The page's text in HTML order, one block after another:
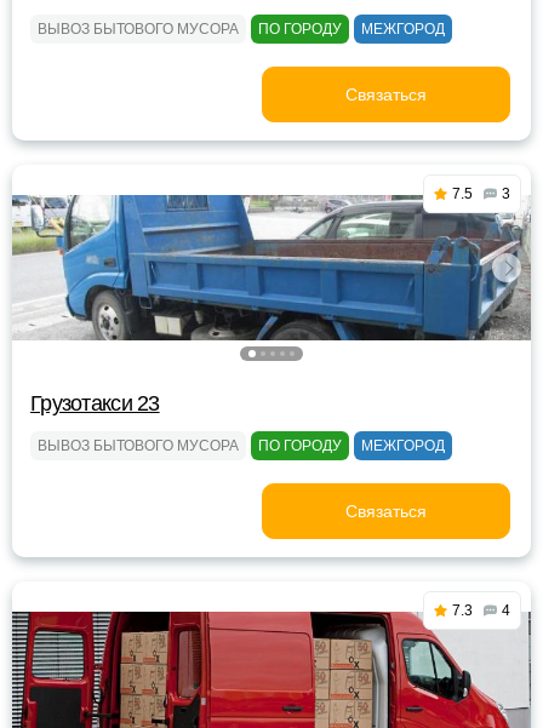
ВЫВОЗ БЫТОВОГО МУСОРА ПО ГОРОДУ МЕЖГОРОД
Связаться
7.5 3
Грузотакси 23
ВЫВОЗ БЫТОВОГО МУСОРА ПО ГОРОДУ МЕЖГОРОД
Связаться
7.3 4